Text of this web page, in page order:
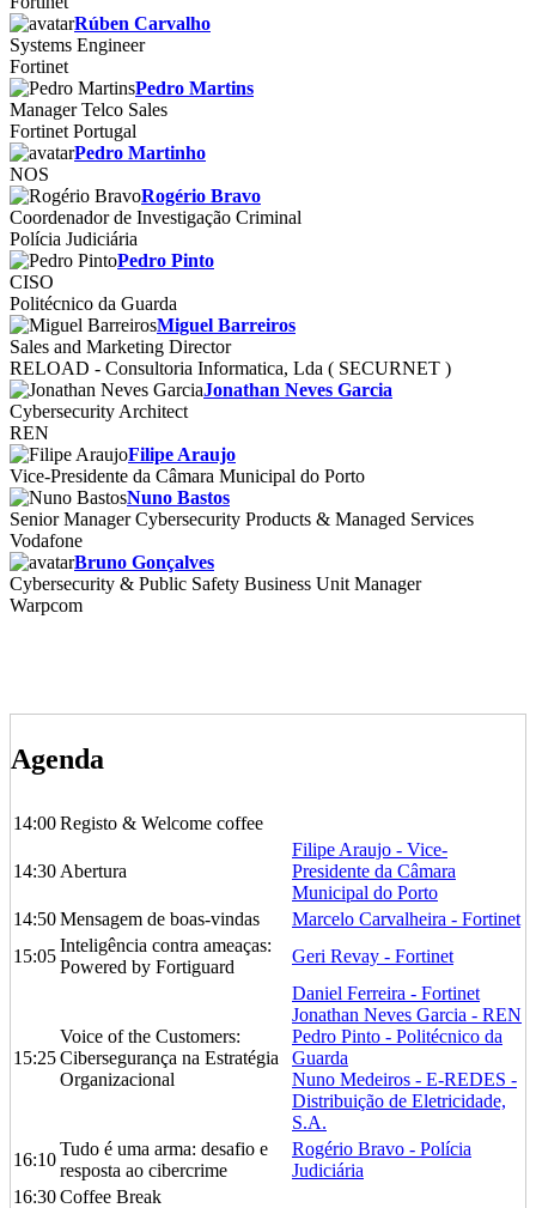
Rúben Carvalho
Systems Engineer
Fortinet
Pedro Martins
Manager Telco Sales
Fortinet Portugal
Pedro Martinho
NOS
Rogério Bravo
Coordenador de Investigação Criminal
Polícia Judiciária
Pedro Pinto
CISO
Politécnico da Guarda
Miguel Barreiros
Sales and Marketing Director
RELOAD - Consultoria Informatica, Lda ( SECURNET )
Jonathan Neves Garcia
Cybersecurity Architect
REN
Filipe Araujo
Vice-Presidente da Câmara Municipal do Porto
Nuno Bastos
Senior Manager Cybersecurity Products & Managed Services
Vodafone
Bruno Gonçalves
Cybersecurity & Public Safety Business Unit Manager
Warpcom
Agenda
14:00Registo & Welcome coffee
14:30 Abertura
Filipe Araujo - Vice-
Presidente da Câmara
Municipal do Porto
14:50Mensagem de boas-vindas
Marcelo Carvalheira - Fortinet
15:05
Inteligência contra ameaças:
Powered by Fortiguard
Geri Revay - Fortinet
15:25
Voice of the Customers:
Cibersegurança na Estratégia
Organizacional
Daniel Ferreira - Fortinet
Jonathan Neves Garcia - REN
Pedro Pinto - Politécnico da
Guarda
Nuno Medeiros - E-REDES -
Distribuição de Eletricidade,
S.A.
16:10
Tudo é uma arma: desafio e
resposta ao cibercrime
Rogério Bravo - Polícia
Judiciária
16:30Coffee Break